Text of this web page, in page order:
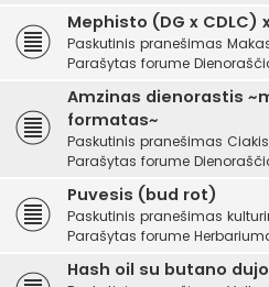
Mephisto (DG x CDLC)
Paskutinis pranešimas
Parašytas forume
Amzinas dienorastis
formatas~
Paskutinis pranešimas Ciakis
Parašytas forume
Puvesis (bud rot)
Paskutinis pranešimas
Parašytas forume
Hash oil su butano